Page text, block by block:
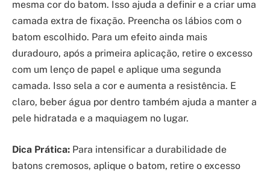
mesma cor do batom. Isso ajuda a definir e a criar uma
camada extra de fixação. Preencha os lábios com o
batom escolhido. Para um efeito ainda mais
duradouro, após a primeira aplicação, retire o excesso
com um lenço de papel e aplique uma segunda
camada. Isso sela a cor e aumenta a resistência. E
claro, beber água por dentro também ajuda a manter a
pele hidratada e a maquiagem no lugar.
Dica Prática: Para intensificar a durabilidade de
batons cremosos, aplique o batom, retire o excesso